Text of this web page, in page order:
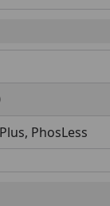
PhosLess